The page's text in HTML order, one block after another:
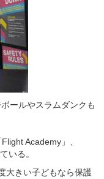
ールやスラムダンクも
Academy」、
いる。
大きい子どもなら保護